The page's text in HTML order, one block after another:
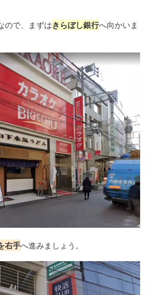
ので、まずはきらぼし銀行へ向かいま
右手へ進みましょう。